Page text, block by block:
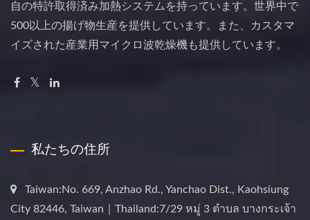
自の特許取得済み加熱システムを持っています。世界中で
500以上の揚げ物生産を提供しています。また、カスタマ
イズされた産業用マイクロ波乾燥機も提供しています。
私たちの住所
Taiwan:No. 669, Anzhao Rd., Yanchao Dist., Kaohsiung
City 82446, Taiwan｜Thailand:7/29 หมู่ 3 ตำบล บางกระเจ้า